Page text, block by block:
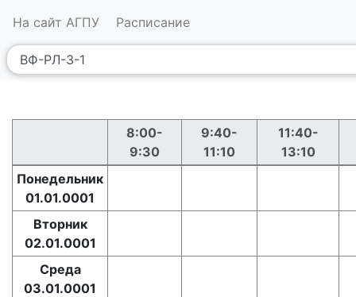
На сайт АГПУ Расписание
8:00-
9:30
9:40-
11:10
11:40-
13:10
Понедельник
01.01.0001
Вторник
02.01.0001
Среда
03.01.0001